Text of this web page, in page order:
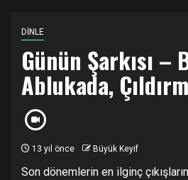
DİNLE
Günün Şarkısı –
Ablukada,
13 yıl önce Büyük Keyif
Son dönemlerin en ilginç